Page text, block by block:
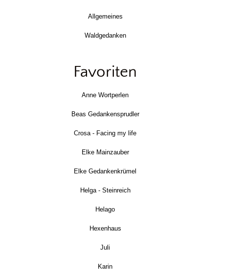
Allgemeines
Waldgedanken
Favoriten
Anne Wortperlen
Beas Gedankensprudler
Crosa - Facing my life
Elke Mainzauber
Elke Gedankenkrümel
Helga - Steinreich
Helago
Hexenhaus
Juli
Karin